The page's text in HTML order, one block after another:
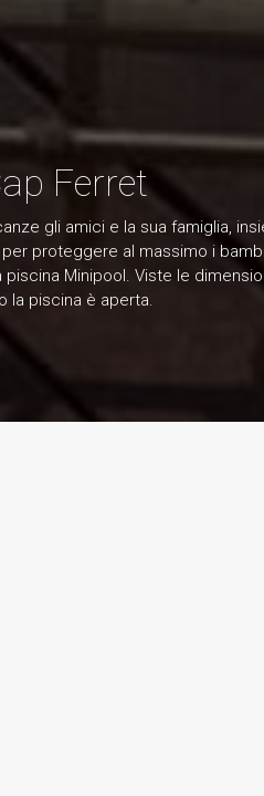
Ferret
gli amici e la sua famiglia,
proteggere al massimo i
Minipool. Viste le
la piscina è aperta.